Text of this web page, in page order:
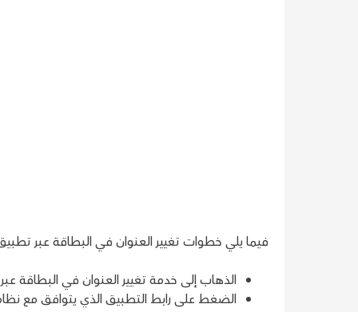
فيما يلي خطوات تغيير العنوان في البطاقة عبر
الذهاب إلى خدمة تغيير العنوان في البطاقة
الضغط على رابط التطبيق الذي يتوافق مع